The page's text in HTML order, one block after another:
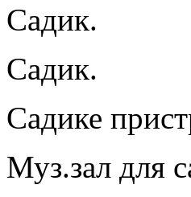
Садик.
Садик.
Садике
Муз.зал для